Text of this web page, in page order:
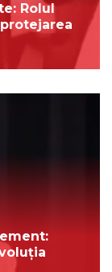
Rolul